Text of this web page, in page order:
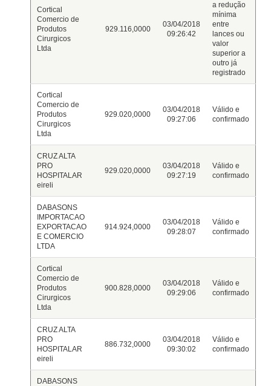
Cortical
Comercio de
Produtos
Cirurgicos
Ltda
929.116,0000
03/04/2018
09:26:42
a redução
mínima
entre
lances ou
valor
superior a
outro já
registrado
Cortical
Comercio de
Produtos
Cirurgicos
Ltda
929.020,0000
03/04/2018
09:27:06
Válido e
confirmado
CRUZ ALTA
PRO
HOSPITALAR
eireli
929.020,0000
03/04/2018
09:27:19
Válido e
confirmado
DABASONS
IMPORTACAO
EXPORTACAO
E COMERCIO
LTDA
914.924,0000
03/04/2018
09:28:07
Válido e
confirmado
Cortical
Comercio de
Produtos
Cirurgicos
Ltda
900.828,0000
03/04/2018
09:29:06
Válido e
confirmado
CRUZ ALTA
PRO
HOSPITALAR
eireli
886.732,0000
03/04/2018
09:30:02
Válido e
confirmado
DABASONS